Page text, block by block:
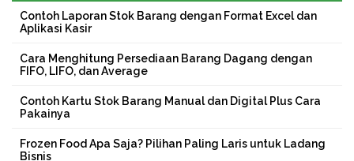
Contoh Laporan Stok Barang dengan Format Excel dan
Aplikasi Kasir
Cara Menghitung Persediaan Barang Dagang dengan
FIFO, LIFO, dan Average
Contoh Kartu Stok Barang Manual dan Digital Plus Cara
Pakainya
Frozen Food Apa Saja? Pilihan Paling Laris untuk Ladang
Bisnis